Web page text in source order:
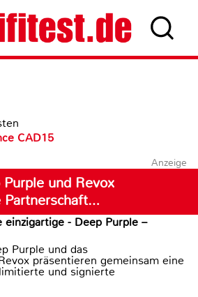
CAD15
Anzeige
und Revox
Partnerschaft…
einzigartige - Deep Purple –
Purple und das
präsentieren gemeinsam eine
und signierte